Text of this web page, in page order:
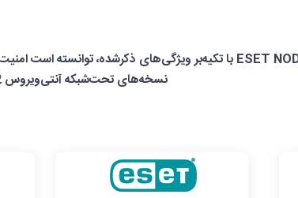
نسخه‌های تحت‌شبکه آنتی‌ویروس ESET NOD32